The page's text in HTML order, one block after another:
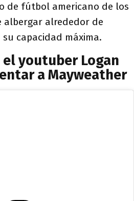
de fútbol americano de los
albergar alrededor de
su capacidad máxima.
youtuber Logan
a Mayweather